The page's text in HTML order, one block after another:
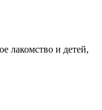
лакомство и детей,